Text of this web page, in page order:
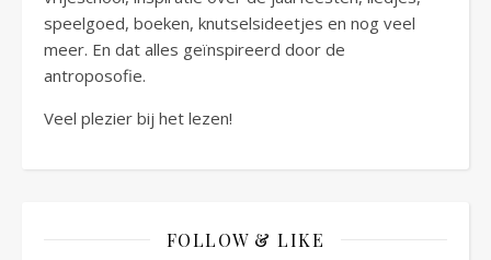
speelgoed, boeken, knutselsideetjes en nog veel
meer. En dat alles geïnspireerd door de
antroposofie.
Veel plezier bij het lezen!
FOLLOW & LIKE